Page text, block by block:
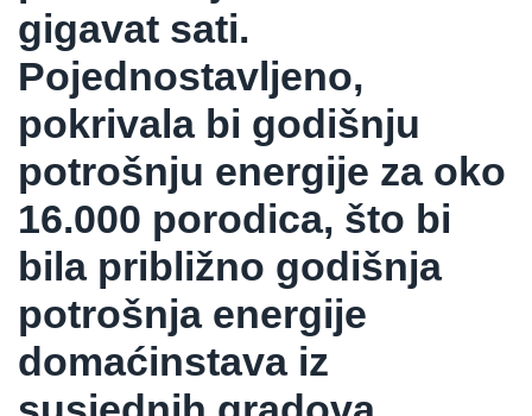
gigavat sati.
Pojednostavljeno,
pokrivala bi godišnju
potrošnju energije za oko
16.000 porodica, što bi
bila približno godišnja
potrošnja energije
domaćinstava iz